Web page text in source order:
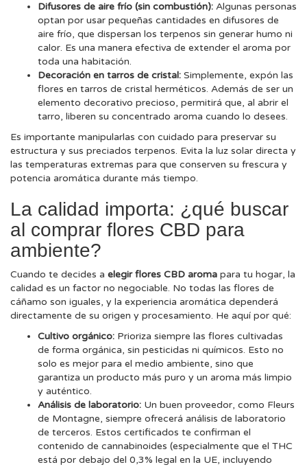
Difusores de aire frío (sin combustión): Algunas personas
optan por usar pequeñas cantidades en difusores de
aire frío, que dispersan los terpenos sin generar humo ni
calor. Es una manera efectiva de extender el aroma por
toda una habitación.
Decoración en tarros de cristal: Simplemente, expón las
flores en tarros de cristal herméticos. Además de ser un
elemento decorativo precioso, permitirá que, al abrir el
tarro, liberen su concentrado aroma cuando lo desees.
Es importante manipularlas con cuidado para preservar su
estructura y sus preciados terpenos. Evita la luz solar directa y
las temperaturas extremas para que conserven su frescura y
potencia aromática durante más tiempo.
La calidad importa: ¿qué buscar
al comprar flores CBD para
ambiente?
Cuando te decides a elegir flores CBD aroma para tu hogar, la
calidad es un factor no negociable. No todas las flores de
cáñamo son iguales, y la experiencia aromática dependerá
directamente de su origen y procesamiento. He aquí por qué:
Cultivo orgánico: Prioriza siempre las flores cultivadas
de forma orgánica, sin pesticidas ni químicos. Esto no
solo es mejor para el medio ambiente, sino que
garantiza un producto más puro y un aroma más limpio
y auténtico.
Análisis de laboratorio: Un buen proveedor, como Fleurs
de Montagne, siempre ofrecerá análisis de laboratorio
de terceros. Estos certificados te confirman el
contenido de cannabinoides (especialmente que el THC
está por debajo del 0,3% legal en la UE, incluyendo